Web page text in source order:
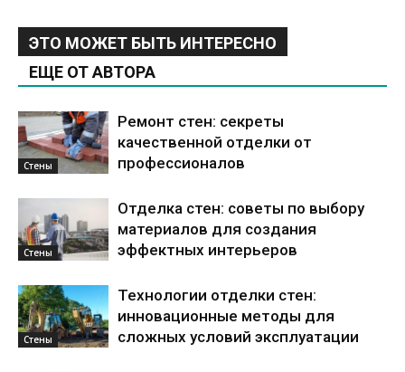
ЭТО МОЖЕТ БЫТЬ ИНТЕРЕСНО
ЕЩЕ ОТ АВТОРА
Стены
Ремонт стен: секреты
качественной отделки от
профессионалов
Стены
Отделка стен: советы по выбору
материалов для создания
эффектных интерьеров
Стены
Технологии отделки стен:
инновационные методы для
сложных условий эксплуатации